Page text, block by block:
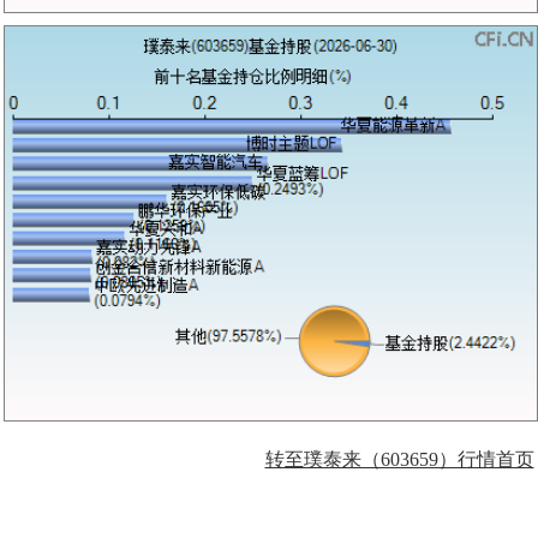
转至璞泰来（603659）行情首页